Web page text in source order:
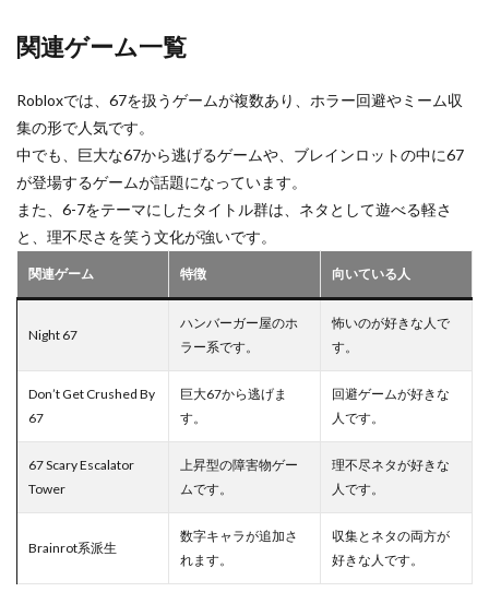
関連ゲーム一覧
Robloxでは、67を扱うゲームが複数あり、ホラー回避やミーム収
集の形で人気です。
中でも、巨大な67から逃げるゲームや、ブレインロットの中に67
が登場するゲームが話題になっています。
また、6-7をテーマにしたタイトル群は、ネタとして遊べる軽さ
と、理不尽さを笑う文化が強いです。
関連ゲーム 特徴 向いている人
Night 67
ハンバーガー屋のホ
ラー系です。
怖いのが好きな人で
す。
Don’t Get Crushed By
67
巨大67から逃げま
す。
回避ゲームが好きな
人です。
67 Scary Escalator
Tower
上昇型の障害物ゲー
ムです。
理不尽ネタが好きな
人です。
Brainrot系派生
数字キャラが追加さ
れます。
収集とネタの両方が
好きな人です。